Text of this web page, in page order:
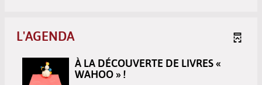
L'AGENDA
À LA DÉCOUVERTE DE LIVRES «
WAHOO » !